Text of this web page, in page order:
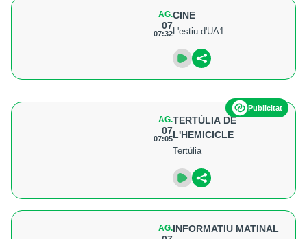
AG.
07
07:32
CINE
L'estiu d'UA1
Publicitat
AG.
07
07:05
TERTÚLIA DE
L'HEMICICLE
Tertúlia
AG.INFORMATIU MATINAL